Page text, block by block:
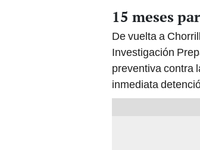
15 meses
De vuelta a
Investigación
preventiva contra
inmediata